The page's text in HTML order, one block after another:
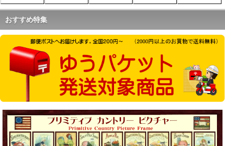
05.09USAファイヤーキング、アップしました
05.08ラガディ希少ドールアップしました
05.05 5日、6日はポイント５倍イベント開催中です。
05.05ラガディレアグッズ、アップしました
05.03ラガディ希少ドールアップしました
05.01ラガディグッズ、アップしました
04.29 ビンテージキッチンスケールetc、アップしました
ラガディアンティーク雑貨、アップしました
04.25 25日、26日はポイント５倍イベント開催中です。
04.24ラガディ希少ドールアップしました
04.15 15日、16日はポイント５倍イベント開催中です。
04.14
ラガディアンティーク雑貨、アップしました
04.11ラガディ雑貨、アップしました
04.09ラガディアンティーク雑貨、アップしました
おすすめ特集